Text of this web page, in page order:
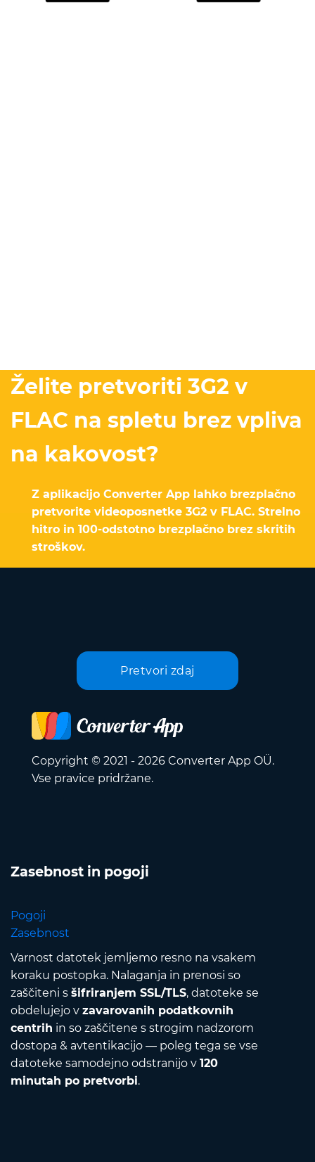
Želite pretvoriti 3G2 v
FLAC na spletu brez vpliva
na kakovost?
Z aplikacijo Converter App lahko brezplačno
pretvorite videoposnetke 3G2 v FLAC. Strelno
hitro in 100-odstotno brezplačno brez skritih
stroškov.
Pretvori zdaj
Copyright © 2021 - 2026 Converter App OÜ.
Vse pravice pridržane.
Zasebnost in pogoji
Pogoji
Zasebnost
Varnost datotek jemljemo resno na vsakem
koraku postopka. Nalaganja in prenosi so
zaščiteni s šifriranjem SSL/TLS, datoteke se
obdelujejo v zavarovanih podatkovnih
centrih in so zaščitene s strogim nadzorom
dostopa & avtentikacijo — poleg tega se vse
datoteke samodejno odstranijo v 120
minutah po pretvorbi.